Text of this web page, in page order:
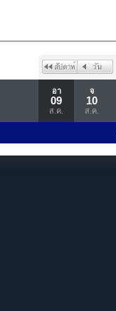
อา
09
ส.ค.
จ
10
ส.ค.